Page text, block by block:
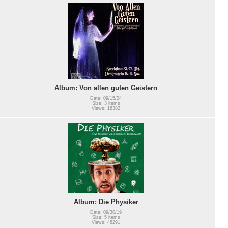
Album: Von allen guten Geistern
Date: 09/15/24
Size: 3 items
Views: 16382
Album: Die Physiker
Date: 09/30/19
Size: 5 items
Views: 48291